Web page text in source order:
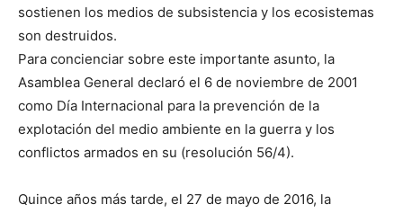
sostienen los medios de subsistencia y los ecosistemas
son destruidos.
Para concienciar sobre este importante asunto, la
Asamblea General declaró el 6 de noviembre de 2001
como Día Internacional para la prevención de la
explotación del medio ambiente en la guerra y los
conflictos armados en su (resolución 56/4).
Quince años más tarde, el 27 de mayo de 2016, la